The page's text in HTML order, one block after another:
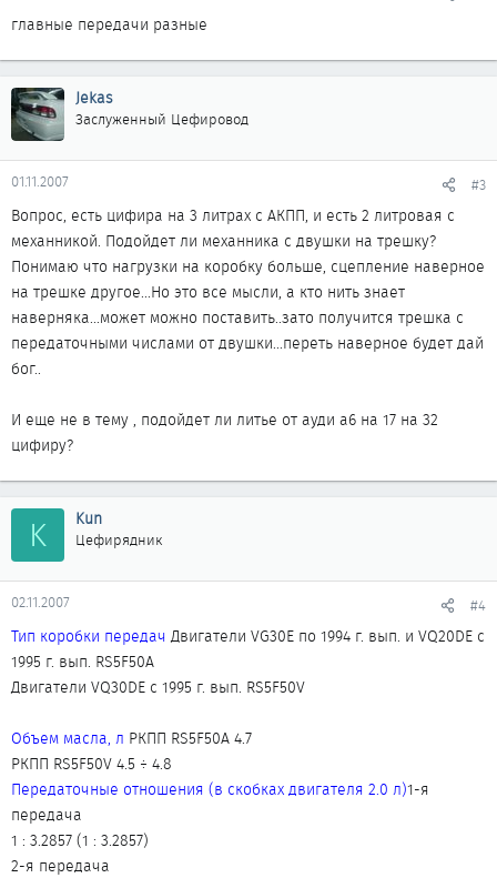
главные передачи разные
Jekas
Заслуженный Цефировод
01.11.2007 #3
Вопрос, есть цифира на 3 литрах с АКПП, и есть 2 литровая с
механникой. Подойдет ли механника с двушки на трешку?
Понимаю что нагрузки на коробку больше, сцепление наверное
на трешке другое...Но это все мысли, а кто нить знает
наверняка...может можно поставить..зато получится трешка с
передаточными числами от двушки...переть наверное будет дай
бог..
И еще не в тему , подойдет ли литье от ауди а6 на 17 на 32
цифиру?
K Kun
Цефирядник
02.11.2007 #4
Тип коробки передач Двигатели VG30E по 1994 г. вып. и VQ20DE с
1995 г. вып. RS5F50A
Двигатели VQ30DE с 1995 г. вып. RS5F50V
Объем масла, л РКПП RS5F50A 4.7
РКПП RS5F50V 4.5 ÷ 4.8
Передаточные отношения (в скобках двигателя 2.0 л)1-я
передача
1 : 3.2857 (1 : 3.2857)
2-я передача